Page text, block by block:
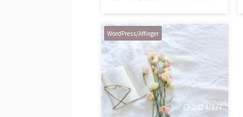
ていましたが、本格的に＜収益
化＞を考えてブログを始めたの
は今回が初めて。 まだ収入と
いう収入はないけれど、すで
に、もっと早く始めてればよか
ったー！って思っています。 ア
メブロは機能も揃っているし、
簡単にアクセス数が上がる仕組
WordPress/Affinger
2024/1/7